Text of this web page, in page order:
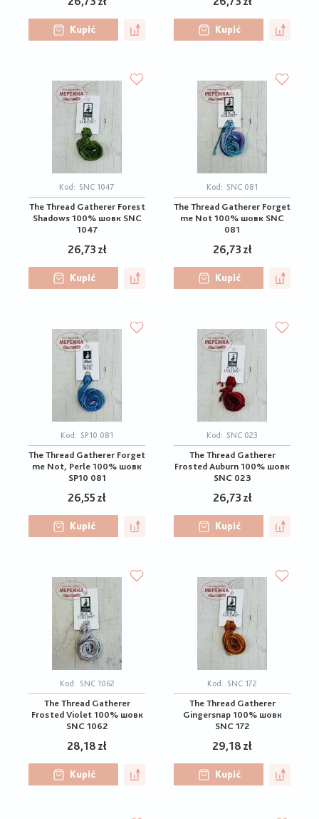
Kupić Kupić
Kod: SNC 1047
The Thread Gatherer Forest
Shadows 100% шовк SNC
1047
26,73 zł
Kupić
Kod: SNC 081
The Thread Gatherer Forget
me Not 100% шовк SNC
081
26,73 zł
Kupić
Kod: SP10 081
The Thread Gatherer Forget
me Not, Perle 100% шовк
SP10 081
26,55 zł
Kupić
Kod: SNC 023
The Thread Gatherer
Frosted Auburn 100% шовк
SNC 023
26,73 zł
Kupić
Kod: SNC 1062
The Thread Gatherer
Frosted Violet 100% шовк
SNC 1062
28,18 zł
Kupić
Kod: SNC 172
The Thread Gatherer
Gingersnap 100% шовк
SNC 172
29,18 zł
Kupić